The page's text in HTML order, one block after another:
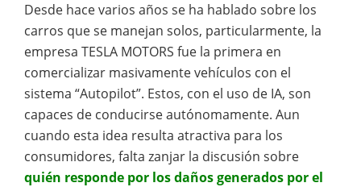
Desde hace varios años se ha hablado sobre los
carros que se manejan solos, particularmente, la
empresa TESLA MOTORS fue la primera en
comercializar masivamente vehículos con el
sistema “Autopilot”. Estos, con el uso de IA, son
capaces de conducirse autónomamente. Aun
cuando esta idea resulta atractiva para los
consumidores, falta zanjar la discusión sobre
quién responde por los daños generados por el